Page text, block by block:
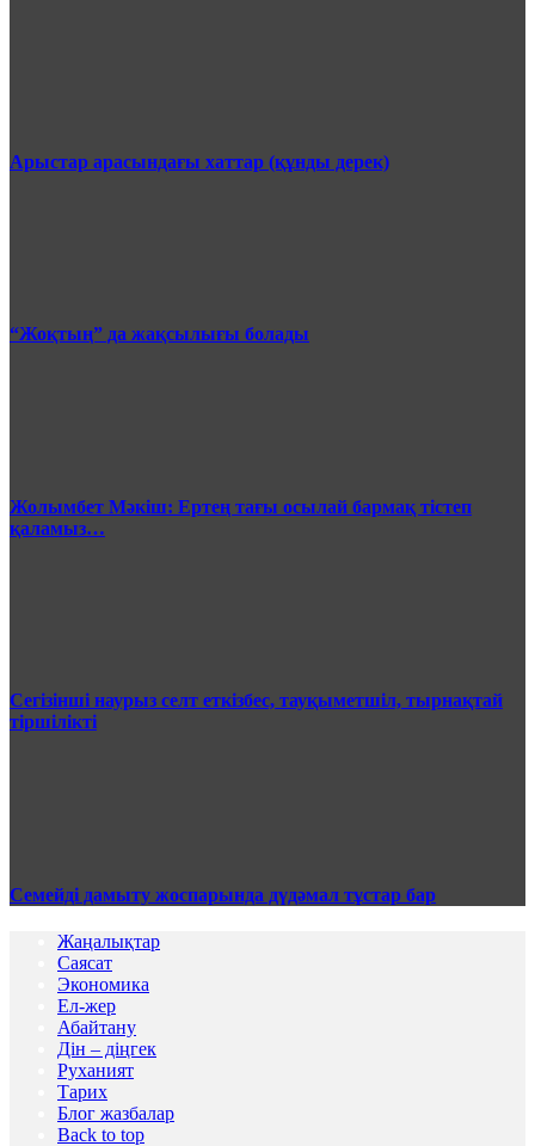
Арыстар арасындағы хаттар (құнды дерек)
“Жоқтың” да жақсылығы болады
Жолымбет Мәкіш: Ертең тағы осылай бармақ тістеп
қаламыз…
Сегізінші наурыз селт еткізбес, тауқыметшіл, тырнақтай
тіршілікті
Семейді дамыту жоспарында дүдәмал тұстар бар
Жаңалықтар
Саясат
Экономика
Ел-жер
Абайтану
Дін – діңгек
Руханият
Тарих
Блог жазбалар
Back to top